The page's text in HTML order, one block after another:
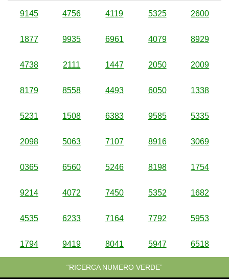
9145 4756 4119 5325 2600
1877 9935 6961 4079 8929
4738 2111 1447 2050 2009
8179 8558 4493 6050 1338
5231 1508 6383 9585 5335
2098 5063 7107 8916 3069
0365 6560 5246 8198 1754
9214 4072 7450 5352 1682
4535 6233 7164 7792 5953
1794 9419 8041 5947 6518
“RICERCA NUMERO VERDE”